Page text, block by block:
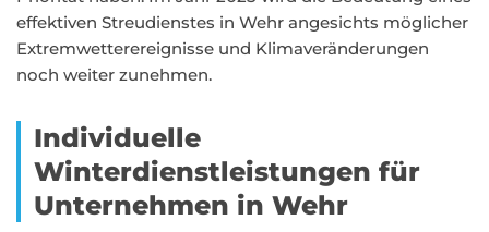
effektiven Streudienstes in Wehr angesichts möglicher
Extremwetterereignisse und Klimaveränderungen
noch weiter zunehmen.
Individuelle
Winterdienstleistungen für
Unternehmen in Wehr